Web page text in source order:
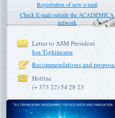
Registration of new e-mail
Check E-mail outside the ACADEMICA
network
Letter to ASM President
Ion Tighineanu
Recommendations and
Hotline
(+ 373 22) 54 28 23